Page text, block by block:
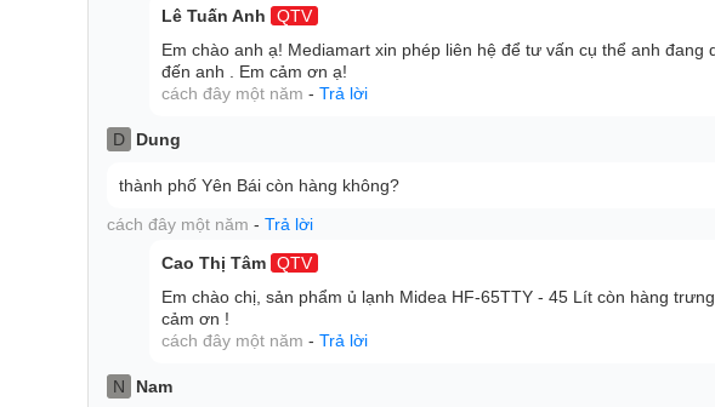
Luồng khí lạnh đa chiều
Tủ lạnh Midea được ứng dụng công nghệ làm lạnh từ luồng khí lạnh đa
Lê Tuấn Anh
QTV
Em chào anh ạ! Mediamart xin phép liên hệ để tư vấn cụ thể anh đang
đến anh . Em cảm ơn ạ!
cách đây một năm - Trả lời
D Dung
thành phố Yên Bái còn hàng không?
cách đây một năm - Trả lời
Cao Thị Tâm QTV
Em chào chị, sản phẩm ủ lạnh Midea HF-65TTY - 45 Lít còn hàng
cảm ơn !
cách đây một năm - Trả lời
N Nam